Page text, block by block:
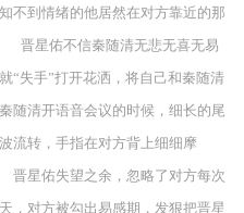
不到情绪的他居然在对方靠近的那
不信秦随清无悲无喜无易
“失手”打开花洒，将自己和秦随清
开语音会议的时候，细长的尾
转，手指在对方背上细细摩
失望之余，忽略了对方每次
方被勾出易感期，发狠把晋星